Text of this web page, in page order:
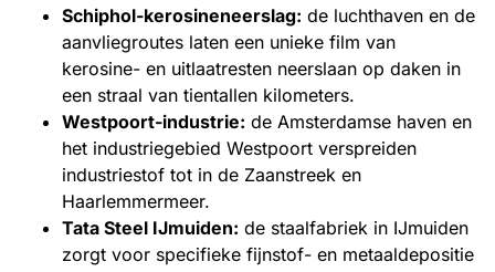
Schiphol-kerosineneerslag: de luchthaven en de
aanvliegroutes laten een unieke film van
kerosine- en uitlaatresten neerslaan op daken in
een straal van tientallen kilometers.
Westpoort-industrie: de Amsterdamse haven en
het industriegebied Westpoort verspreiden
industriestof tot in de Zaanstreek en
Haarlemmermeer.
Tata Steel IJmuiden: de staalfabriek in IJmuiden
zorgt voor specifieke fijnstof- en metaaldepositie